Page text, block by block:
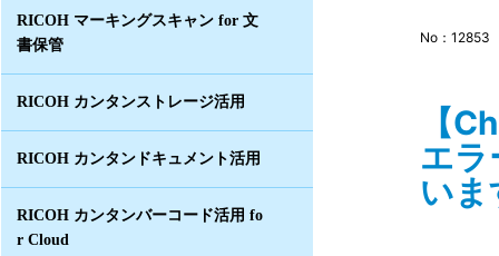
RICOH マーキングスキャン for 文
書保管
RICOH カンタンストレージ活用
RICOH カンタンドキュメント活用
RICOH カンタンバーコード活用 fo
r Cloud
No：12853
【
エラ
い